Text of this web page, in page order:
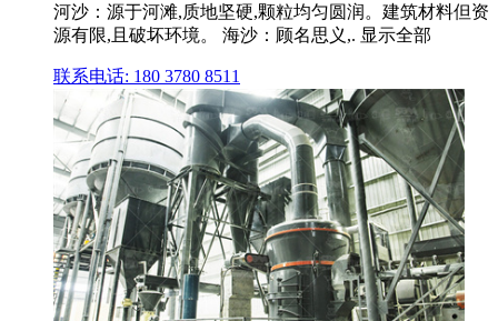
河沙：源于河滩,质地坚硬,颗粒均匀圆润。建筑材料但资
源有限,且破坏环境。 海沙：顾名思义,. 显示全部
联系电话: 180 3780 8511